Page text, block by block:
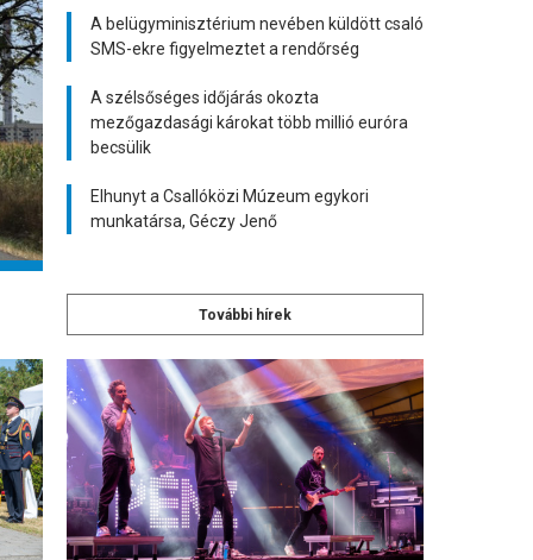
A belügyminisztérium nevében küldött csaló
SMS-ekre figyelmeztet a rendőrség
A szélsőséges időjárás okozta
mezőgazdasági károkat több millió euróra
becsülik
Elhunyt a Csallóközi Múzeum egykori
munkatársa, Géczy Jenő
További hírek